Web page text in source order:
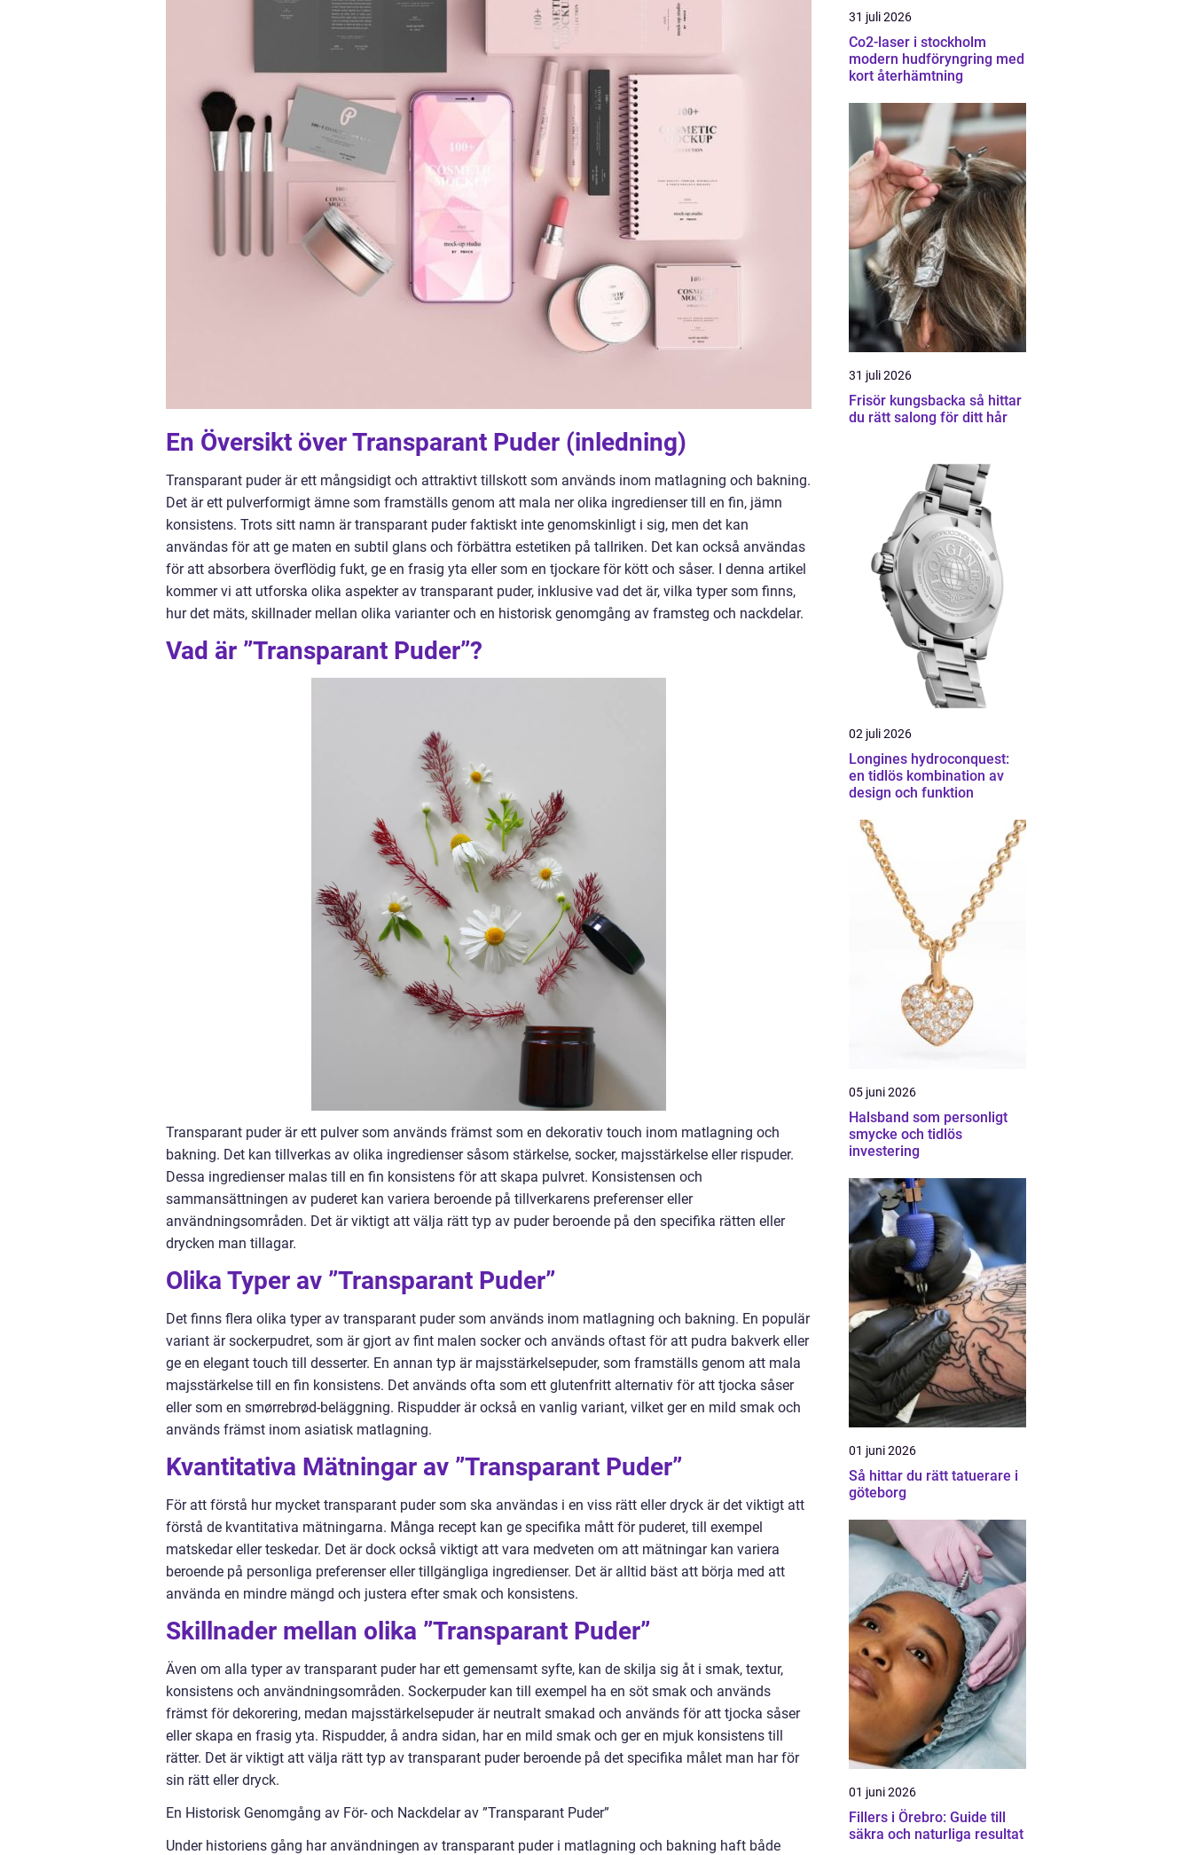
En Översikt över Transparant Puder (inledning)
Transparant puder är ett mångsidigt och attraktivt tillskott som används inom matlagning och bakning.
Det är ett pulverformigt ämne som framställs genom att mala ner olika ingredienser till en fin, jämn
konsistens. Trots sitt namn är transparant puder faktiskt inte genomskinligt i sig, men det kan
användas för att ge maten en subtil glans och förbättra estetiken på tallriken. Det kan också användas
för att absorbera överflödig fukt, ge en frasig yta eller som en tjockare för kött och såser. I denna artikel
kommer vi att utforska olika aspekter av transparant puder, inklusive vad det är, vilka typer som finns,
hur det mäts, skillnader mellan olika varianter och en historisk genomgång av framsteg och nackdelar.
Vad är ”Transparant Puder”?
Transparant puder är ett pulver som används främst som en dekorativ touch inom matlagning och
bakning. Det kan tillverkas av olika ingredienser såsom stärkelse, socker, majsstärkelse eller rispuder.
Dessa ingredienser malas till en fin konsistens för att skapa pulvret. Konsistensen och
sammansättningen av puderet kan variera beroende på tillverkarens preferenser eller
användningsområden. Det är viktigt att välja rätt typ av puder beroende på den specifika rätten eller
drycken man tillagar.
Olika Typer av ”Transparant Puder”
Det finns flera olika typer av transparant puder som används inom matlagning och bakning. En populär
variant är sockerpudret, som är gjort av fint malen socker och används oftast för att pudra bakverk eller
ge en elegant touch till desserter. En annan typ är majsstärkelsepuder, som framställs genom att mala
majsstärkelse till en fin konsistens. Det används ofta som ett glutenfritt alternativ för att tjocka såser
eller som en smørrebrød-beläggning. Rispudder är också en vanlig variant, vilket ger en mild smak och
används främst inom asiatisk matlagning.
Kvantitativa Mätningar av ”Transparant Puder”
För att förstå hur mycket transparant puder som ska användas i en viss rätt eller dryck är det viktigt att
förstå de kvantitativa mätningarna. Många recept kan ge specifika mått för puderet, till exempel
matskedar eller teskedar. Det är dock också viktigt att vara medveten om att mätningar kan variera
beroende på personliga preferenser eller tillgängliga ingredienser. Det är alltid bäst att börja med att
använda en mindre mängd och justera efter smak och konsistens.
Skillnader mellan olika ”Transparant Puder”
Även om alla typer av transparant puder har ett gemensamt syfte, kan de skilja sig åt i smak, textur,
konsistens och användningsområden. Sockerpuder kan till exempel ha en söt smak och används
främst för dekorering, medan majsstärkelsepuder är neutralt smakad och används för att tjocka såser
eller skapa en frasig yta. Rispudder, å andra sidan, har en mild smak och ger en mjuk konsistens till
rätter. Det är viktigt att välja rätt typ av transparant puder beroende på det specifika målet man har för
sin rätt eller dryck.
En Historisk Genomgång av För- och Nackdelar av ”Transparant Puder”
Under historiens gång har användningen av transparant puder i matlagning och bakning haft både
31 juli 2026
Co2-laser i stockholm
modern hudföryngring med
kort återhämtning
31 juli 2026
Frisör kungsbacka så hittar
du rätt salong för ditt hår
02 juli 2026
Longines hydroconquest:
en tidlös kombination av
design och funktion
05 juni 2026
Halsband som personligt
smycke och tidlös
investering
01 juni 2026
Så hittar du rätt tatuerare i
göteborg
01 juni 2026
Fillers i Örebro: Guide till
säkra och naturliga resultat